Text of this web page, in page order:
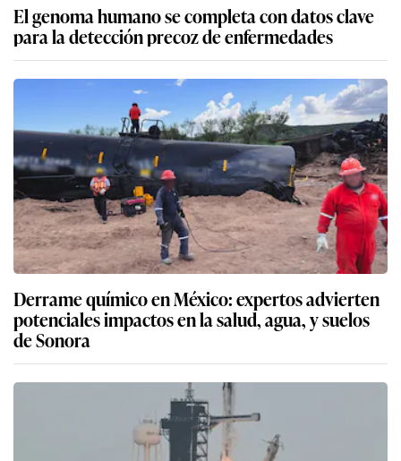
El genoma humano se completa con datos clave
para la detección precoz de enfermedades
Derrame químico en México: expertos advierten
potenciales impactos en la salud, agua, y suelos
de Sonora